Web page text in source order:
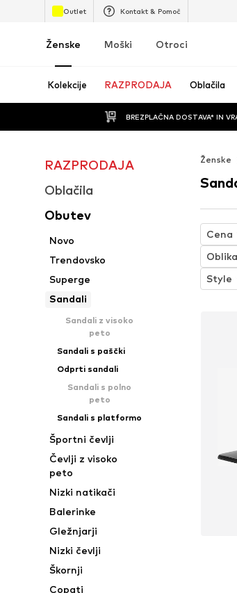
Outlet Kontakt & Pomoč
Ženske Moški Otroci
Kolekcije RAZPRODAJA Oblačila
BREZPLAČNA DOSTAVA* IN
RAZPRODAJA
Oblačila
Obutev
Novo
Trendovsko
Superge
Sandali
Sandali z visoko
peto
Sandali s paščki
Odprti sandali
Sandali s polno
peto
Sandali s platformo
Športni čevlji
Čevlji z visoko
peto
Nizki natikači
Balerinke
Gležnjarji
Nizki čevlji
Škornji
Copati
Ženske
Cena
Style